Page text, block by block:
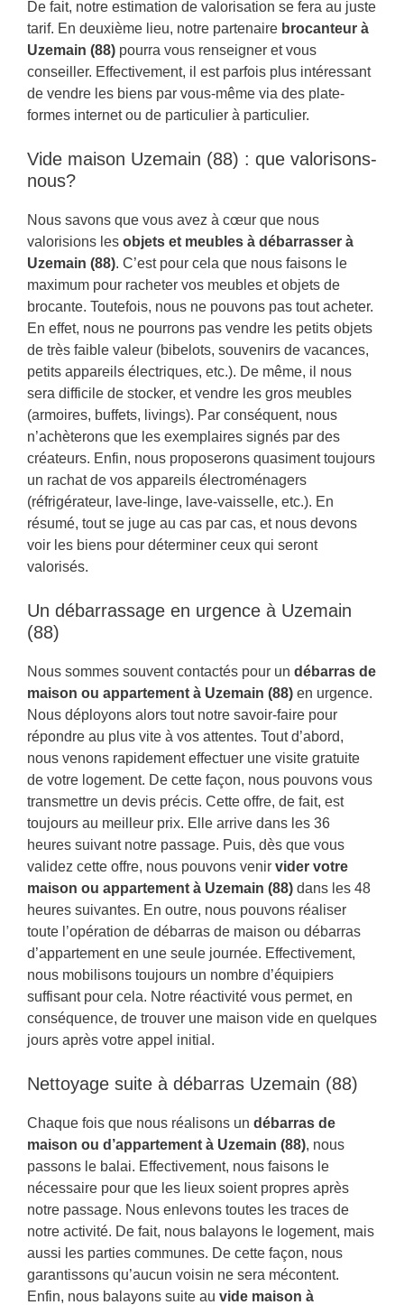
De fait, notre estimation de valorisation se fera au juste
tarif. En deuxième lieu, notre partenaire brocanteur à
Uzemain (88) pourra vous renseigner et vous
conseiller. Effectivement, il est parfois plus intéressant
de vendre les biens par vous-même via des plate-
formes internet ou de particulier à particulier.
Vide maison Uzemain (88) : que valorisons-
nous?
Nous savons que vous avez à cœur que nous
valorisions les objets et meubles à débarrasser à
Uzemain (88). C’est pour cela que nous faisons le
maximum pour racheter vos meubles et objets de
brocante. Toutefois, nous ne pouvons pas tout acheter.
En effet, nous ne pourrons pas vendre les petits objets
de très faible valeur (bibelots, souvenirs de vacances,
petits appareils électriques, etc.). De même, il nous
sera difficile de stocker, et vendre les gros meubles
(armoires, buffets, livings). Par conséquent, nous
n’achèterons que les exemplaires signés par des
créateurs. Enfin, nous proposerons quasiment toujours
un rachat de vos appareils électroménagers
(réfrigérateur, lave-linge, lave-vaisselle, etc.). En
résumé, tout se juge au cas par cas, et nous devons
voir les biens pour déterminer ceux qui seront
valorisés.
Un débarrassage en urgence à Uzemain
(88)
Nous sommes souvent contactés pour un débarras de
maison ou appartement à Uzemain (88) en urgence.
Nous déployons alors tout notre savoir-faire pour
répondre au plus vite à vos attentes. Tout d’abord,
nous venons rapidement effectuer une visite gratuite
de votre logement. De cette façon, nous pouvons vous
transmettre un devis précis. Cette offre, de fait, est
toujours au meilleur prix. Elle arrive dans les 36
heures suivant notre passage. Puis, dès que vous
validez cette offre, nous pouvons venir vider votre
maison ou appartement à Uzemain (88) dans les 48
heures suivantes. En outre, nous pouvons réaliser
toute l’opération de débarras de maison ou débarras
d’appartement en une seule journée. Effectivement,
nous mobilisons toujours un nombre d’équipiers
suffisant pour cela. Notre réactivité vous permet, en
conséquence, de trouver une maison vide en quelques
jours après votre appel initial.
Nettoyage suite à débarras Uzemain (88)
Chaque fois que nous réalisons un débarras de
maison ou d’appartement à Uzemain (88), nous
passons le balai. Effectivement, nous faisons le
nécessaire pour que les lieux soient propres après
notre passage. Nous enlevons toutes les traces de
notre activité. De fait, nous balayons le logement, mais
aussi les parties communes. De cette façon, nous
garantissons qu’aucun voisin ne sera mécontent.
Enfin, nous balayons suite au vide maison à